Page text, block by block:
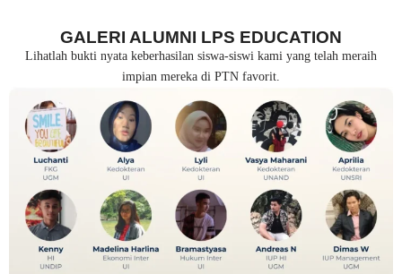
GALERI ALUMNI LPS EDUCATION
Lihatlah bukti nyata keberhasilan siswa-siswi kami yang telah meraih
impian mereka di PTN favorit.